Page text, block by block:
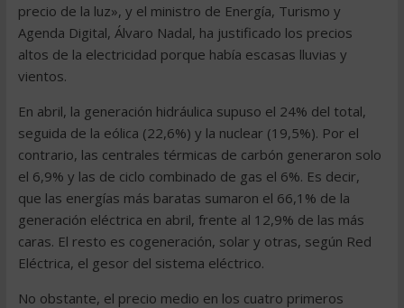
precio de la luz», y el ministro de Energía, Turismo y
Agenda Digital, Álvaro Nadal, ha justificado los precios
altos de la electricidad porque había escasas lluvias y
vientos.
En abril, la generación hidráulica supuso el 24% del total,
seguida de la eólica (22,6%) y la nuclear (19,5%). Por el
contrario, las centrales térmicas de carbón generaron solo
el 6,9% y las de ciclo combinado de gas el 6%. Es decir,
que las energías más baratas sumaron el 66,1% de la
generación eléctrica en abril, frente al 12,9% de las más
caras. El resto es cogeneración, solar y otras, según Red
Eléctrica, el gesor del sistema eléctrico.
No obstante, el precio medio en los cuatro primeros